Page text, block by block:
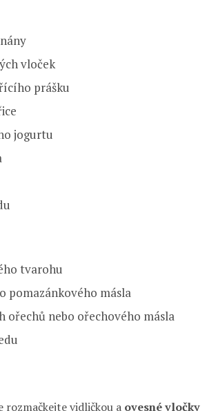
vloček
prášku
jogurtu
tvarohu
pomazánkového másla
ořechů nebo ořechového másla
rozmačkejte vidličkou a ovesné vločky